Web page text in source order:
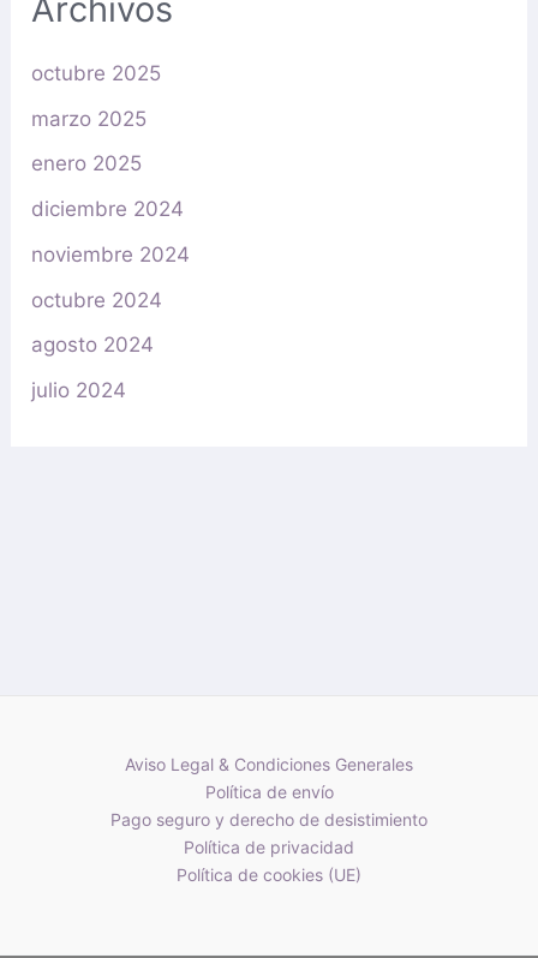
Archivos
octubre 2025
marzo 2025
enero 2025
diciembre 2024
noviembre 2024
octubre 2024
agosto 2024
julio 2024
Aviso Legal & Condiciones Generales
Política de envío
Pago seguro y derecho de desistimiento
Política de privacidad
Política de cookies (UE)